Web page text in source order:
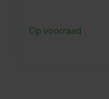
Op voorraad